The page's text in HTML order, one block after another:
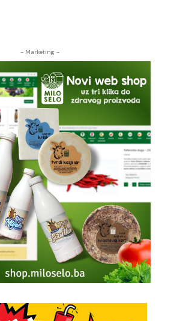
- Marketing -